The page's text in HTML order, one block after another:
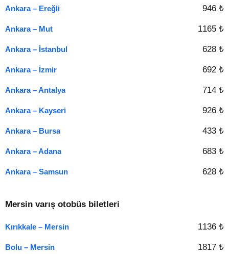
Ankara – Ereğli 946 ₺
Ankara – Mut 1165 ₺
Ankara – İstanbul 628 ₺
Ankara – İzmir 692 ₺
Ankara – Antalya 714 ₺
Ankara – Kayseri 926 ₺
Ankara – Bursa 433 ₺
Ankara – Adana 683 ₺
Ankara – Samsun 628 ₺
Mersin varış otobüs biletleri
Kırıkkale – Mersin 1136 ₺
Bolu – Mersin 1817 ₺